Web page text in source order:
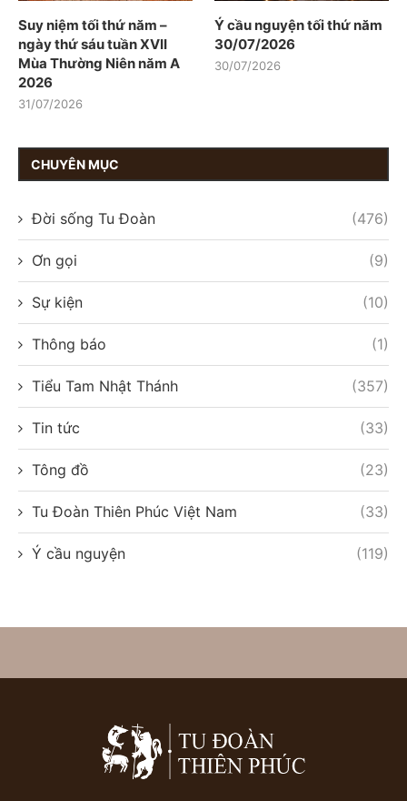
Suy niệm tối thứ năm –
ngày thứ sáu tuần XVII
Mùa Thường Niên năm A
2026
31/07/2026
Ý cầu nguyện tối thứ năm
30/07/2026
30/07/2026
CHUYÊN MỤC
Đời sống Tu Đoàn (476)
Ơn gọi (9)
Sự kiện (10)
Thông báo (1)
Tiểu Tam Nhật Thánh (357)
Tin tức (33)
Tông đồ (23)
Tu Đoàn Thiên Phúc Việt Nam (33)
Ý cầu nguyện (119)